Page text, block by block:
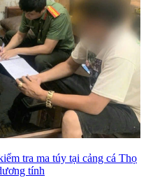
tra ma túy tại cảng cá Thọ
tính